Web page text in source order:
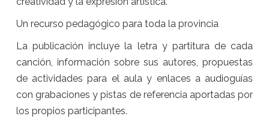
Un recurso pedagógico para toda la provincia
La publicación incluye la letra y partitura de cada
canción, información sobre sus autores, propuestas
de actividades para el aula y enlaces a audioguías
con grabaciones y pistas de referencia aportadas por
los propios participantes.